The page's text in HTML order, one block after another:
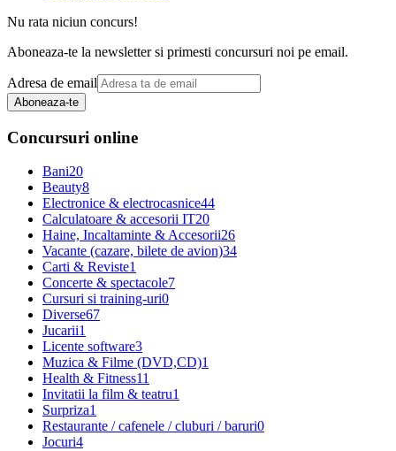
Nu rata niciun concurs!
Aboneaza-te la newsletter si primesti concursuri noi pe email.
Adresa de email
Aboneaza-te
Concursuri online
Bani20
Beauty8
Electronice & electrocasnice44
Calculatoare & accesorii IT20
Haine, Incaltaminte & Accesorii26
Vacante (cazare, bilete de avion)34
Carti & Reviste1
Concerte & spectacole7
Cursuri si training-uri0
Diverse67
Jucarii1
Licente software3
Muzica & Filme (DVD,CD)1
Health & Fitness11
Invitatii la film & teatru1
Surpriza1
Restaurante / cafenele / cluburi / baruri0
Jocuri4